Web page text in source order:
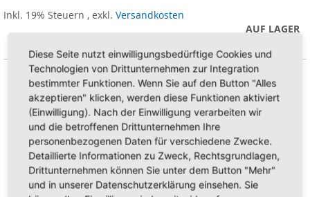
Inkl. 19% Steuern , exkl. Versandkosten
AUF LAGER
Größe
Menge
Diese Seite nutzt einwilligungsbedürftige Cookies und
Technologien von Drittunternehmen zur Integration
bestimmter Funktionen. Wenn Sie auf den Button "Alles
akzeptieren" klicken, werden diese Funktionen aktiviert
(Einwilligung). Nach der Einwilligung verarbeiten wir
und die betroffenen Drittunternehmen Ihre
personenbezogenen Daten für verschiedene Zwecke.
Detaillierte Informationen zu Zweck, Rechtsgrundlagen,
Drittunternehmen können Sie unter dem Button "Mehr"
und in unserer Datenschutzerklärung einsehen. Sie